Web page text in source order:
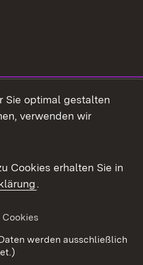
Sie optimal gestalten
verwenden wir
Cookies erhalten Sie in
.
werden ausschließlich